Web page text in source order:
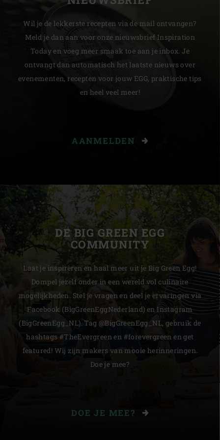
Wil je de lekkerste recepten via de mail ontvangen?
Meld je dan aan voor onze nieuwsbrief Inspiration
Today en voeg meer smaak toe aan je inbox. Je
ontvangt dan automatisch het laatste nieuws over
evenementen, recepten voor jouw EGG, praktische tips
en heel veel meer!
AANMELDEN
DE BIG GREEN EGG
COMMUNITY
Laat je inspireren en haal meer uit je Big Green Egg!
Dompel jezelf onder in een wereld vol culinaire
mogelijkheden. Stel je vragen en deel je ervaringen via
Facebook (BigGreenEggNederland) en Instagram
(BigGreenEgg_NL). Tag @BigGreenEgg_NL, gebruik de
hashtags #TheEvergreen en #forevergreen en get
featured! Wij zijn makers van mooie herinneringen.
Doe je mee?
DOE JE MEE?